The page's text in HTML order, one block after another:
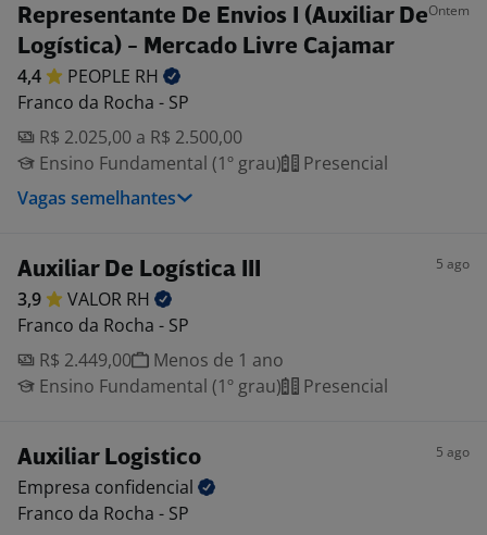
Representante De Envios I (Auxiliar De
Logística) - Mercado Livre Cajamar
Ontem
4,4 PEOPLE RH
Franco da Rocha - SP
R$ 2.025,00 a R$ 2.500,00
Ensino Fundamental (1º grau)
Presencial
Vagas semelhantes
Auxiliar De Logística III 5 ago
3,9 VALOR RH
Franco da Rocha - SP
R$ 2.449,00
Menos de 1 ano
Ensino Fundamental (1º grau)
Presencial
Auxiliar Logistico 5 ago
Empresa confidencial
Franco da Rocha - SP